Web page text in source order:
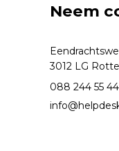
Neem
3012 LG
088 244 55 44